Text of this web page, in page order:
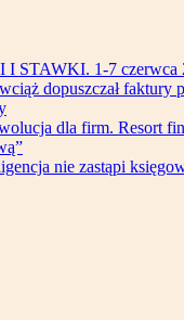
STAWKI. 1-7 czerwca
dopuszczał faktury
dla firm. Resort
nie zastąpi